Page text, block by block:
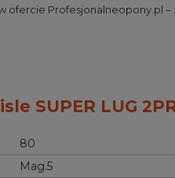
ofercie Profesjonalneopony.pl
SUPER LUG
80
Mag.5